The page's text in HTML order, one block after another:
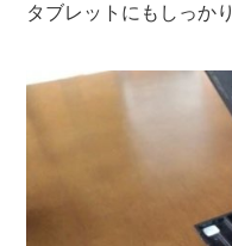
タブレットにもしっか